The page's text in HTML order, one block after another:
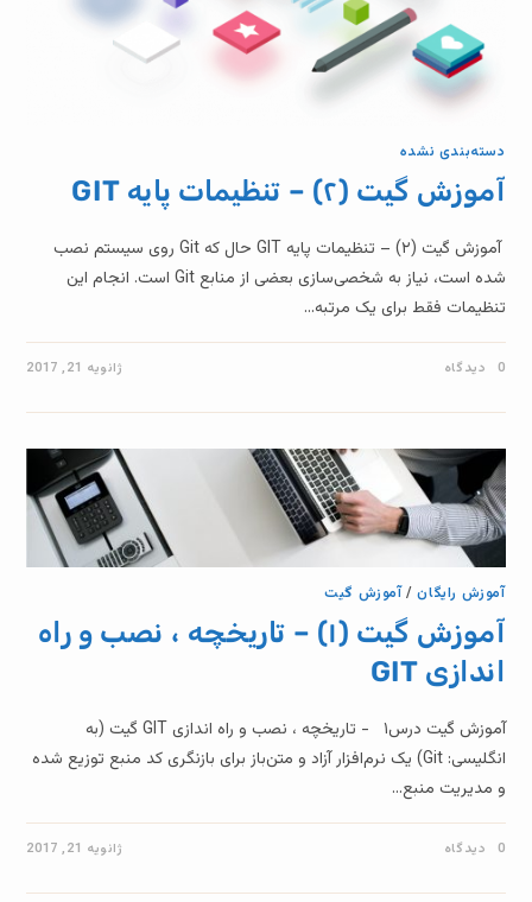
دسته‌بندی نشده
آموزش گیت (۲) – تنظیمات پایه GIT
آموزش گیت (۲) – تنظیمات پایه GIT حال که Git روی سیستم نصب
شده است، نیاز به شخصی‌سازی بعضی از منابع Git است. انجام این
تنظیمات فقط برای یک مرتبه…
0 دیدگاه ژانویه 21, 2017
آموزش رایگان/آموزش گیت
آموزش گیت (۱) – تاریخچه ، نصب و راه
اندازی GIT
آموزش گیت درس۱ - تاریخچه ، نصب و راه اندازی GIT گیت (به
انگلیسی: Git) یک نرم‌افزار آزاد و متن‌باز برای بازنگری کد منبع توزیع شده
و مدیریت منبع…
0 دیدگاه ژانویه 21, 2017